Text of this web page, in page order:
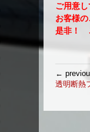
ご用意し
お客様
是非！
稿
←
透明断熱